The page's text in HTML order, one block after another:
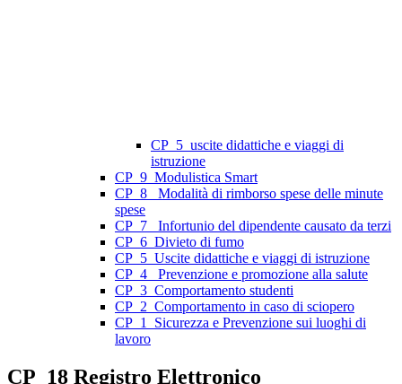
CP_5_uscite didattiche e viaggi di
istruzione
CP_9_Modulistica Smart
CP_8_ Modalità di rimborso spese delle minute
spese
CP_7_ Infortunio del dipendente causato da terzi
CP_6_Divieto di fumo
CP_5_Uscite didattiche e viaggi di istruzione
CP_4_ Prevenzione e promozione alla salute
CP_3_Comportamento studenti
CP_2_Comportamento in caso di sciopero
CP_1_Sicurezza e Prevenzione sui luoghi di
lavoro
CP_18 Registro Elettronico